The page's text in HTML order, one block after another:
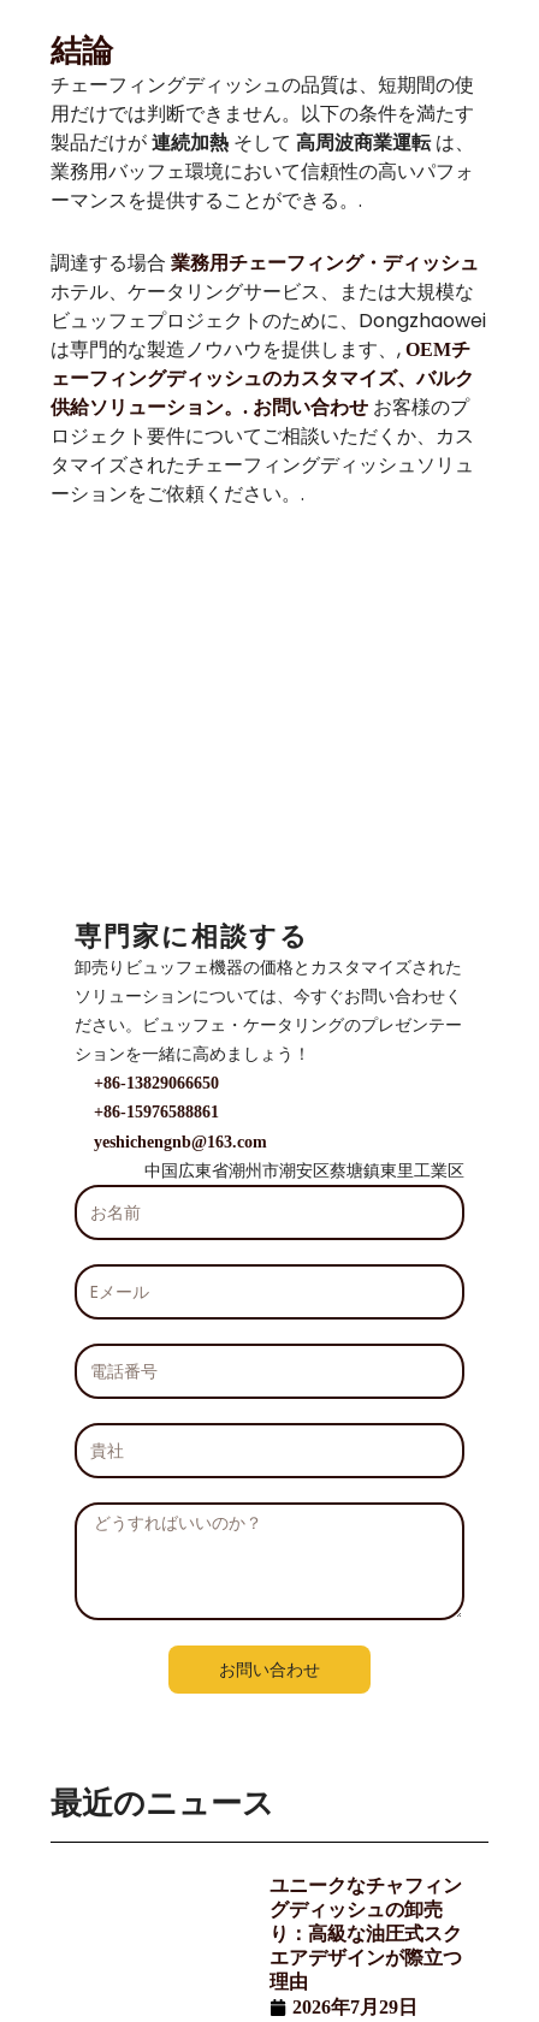
結論
チェーフィングディッシュの品質は、短期間の使
用だけでは判断できません。以下の条件を満たす
製品だけが連続加熱 そして高周波商業運転は、
業務用バッフェ環境において信頼性の高いパフォ
ーマンスを提供することができる。.
調達する場合業務用チェーフィング・ディッシュ
ホテル、ケータリングサービス、または大規模な
ビュッフェプロジェクトのために、Dongzhaowei
は専門的な製造ノウハウを提供します、,OEMチ
ェーフィングディッシュのカスタマイズ、バルク
供給ソリューション。. お問い合わせ お客様のプ
ロジェクト要件についてご相談いただくか、カス
タマイズされたチェーフィングディッシュソリュ
ーションをご依頼ください。.
専門家に相談する
卸売りビュッフェ機器の価格とカスタマイズされた
ソリューションについては、今すぐお問い合わせく
ださい。ビュッフェ・ケータリングのプレゼンテー
ションを一緒に高めましょう！
+86-13829066650
+86-15976588861
yeshichengnb@163.com
中国広東省潮州市潮安区蔡塘鎮東里工業区
お
名
E
メ
ル
電
話
号
貴
社
メ
ジ
お問い合わせ
最近のニュース
ユニークなチャフィン
グディッシュの卸売
り：高級な油圧式スク
エアデザインが際立つ
理由
2026年7月29日